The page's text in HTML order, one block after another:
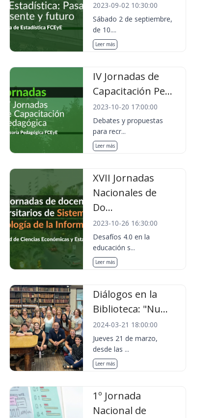
2023-09-02 10:30:00
Sábado 2 de septiembre,
de 10....
Leer más
IV Jornadas de
Capacitación Pe...
2023-10-20 17:00:00
Debates y propuestas
para recr...
Leer más
XVII Jornadas
Nacionales de
Do...
2023-10-26 16:30:00
Desafíos 4.0 en la
educación s...
Leer más
Diálogos en la
Biblioteca: "Nu...
2024-03-21 18:00:00
Jueves 21 de marzo,
desde las ...
Leer más
1º Jornada
Nacional de